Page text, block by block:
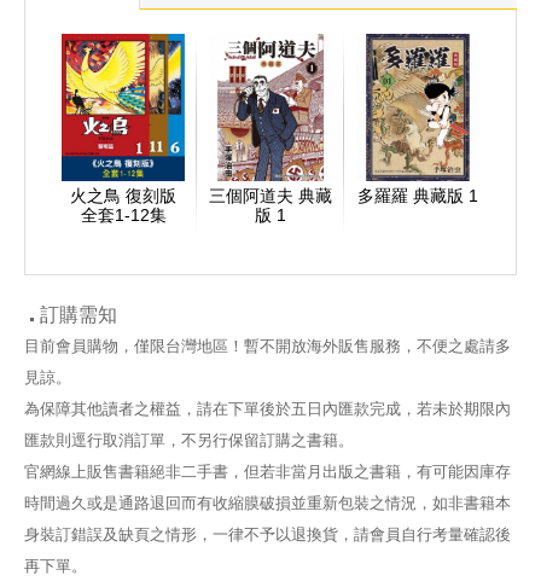
火之鳥 復刻版
全套1-12集
三個阿道夫 典藏
版 1
多羅羅 典藏版 1
訂購需知
目前會員購物，僅限台灣地區！暫不開放海外販售服務，不便之處請多
見諒。
為保障其他讀者之權益，請在下單後於五日內匯款完成，若未於期限內
匯款則逕行取消訂單，不另行保留訂購之書籍。
官網線上販售書籍絕非二手書，但若非當月出版之書籍，有可能因庫存
時間過久或是通路退回而有收縮膜破損並重新包裝之情況，如非書籍本
身裝訂錯誤及缺頁之情形，一律不予以退換貨，請會員自行考量確認後
再下單。